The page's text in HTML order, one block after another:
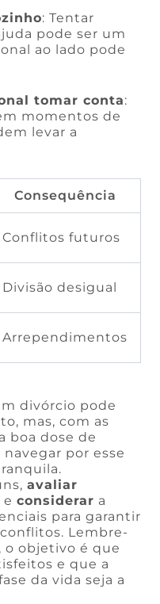
: Tentar
pode ser um
ao lado pode
tomar conta:
momentos de
levar a
Consequência
Conflitos futuros
Divisão desigual
Arrependimentos
divórcio pode
mas, com as
boa dose de
navegar por esse
avaliar
econsiderar a
para garantir
Lembre-
o objetivo é que
e que a
da vida seja a